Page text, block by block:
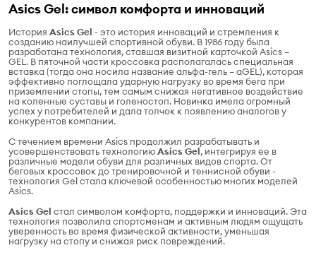
Asics Gel: символ комфорта и инноваций
История Asics Gel - это история инноваций и стремления к
созданию наилучшей спортивной обуви. В 1986 году была
разработана технология, ставшая визитной карточкой Asics –
GEL. В пяточной части кроссовка располагалась специальная
вставка (тогда она носила название альфа-гель – aGEL), которая
эффективно поглощала ударную нагрузку во время бега при
приземлении стопы, тем самым снижая негативное воздействие
на коленные суставы и голеностоп. Новинка имела огромный
успех у потребителей и дала толчок к появлению аналогов у
конкурентов компании.
С течением времени Asics продолжил разрабатывать и
усовершенствовать технологиюAsics Gel, интегрируя ее в
различные модели обуви для различных видов спорта. От
беговых кроссовок до тренировочной и теннисной обуви -
технология Gel стала ключевой особенностью многих моделей
Asics.
Asics Gel стал символом комфорта, поддержки и инноваций. Эта
технология позволила спортсменам и активным людям ощущать
уверенность во время физической активности, уменьшая
нагрузку на стопу и снижая риск повреждений.